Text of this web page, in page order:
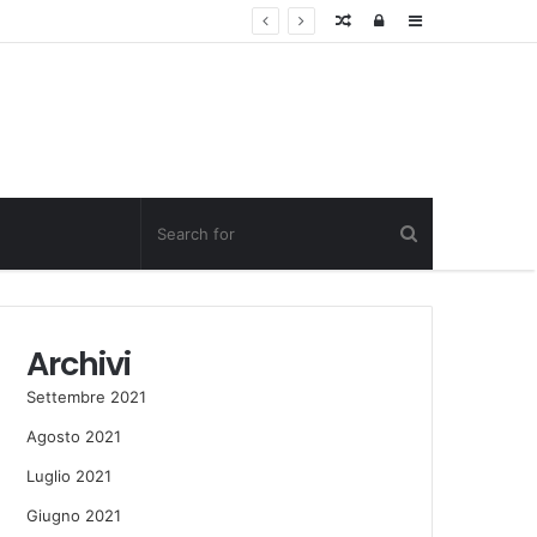
Sidebar
Log
Random
Archivi
Settembre 2021
Agosto 2021
Luglio 2021
Giugno 2021